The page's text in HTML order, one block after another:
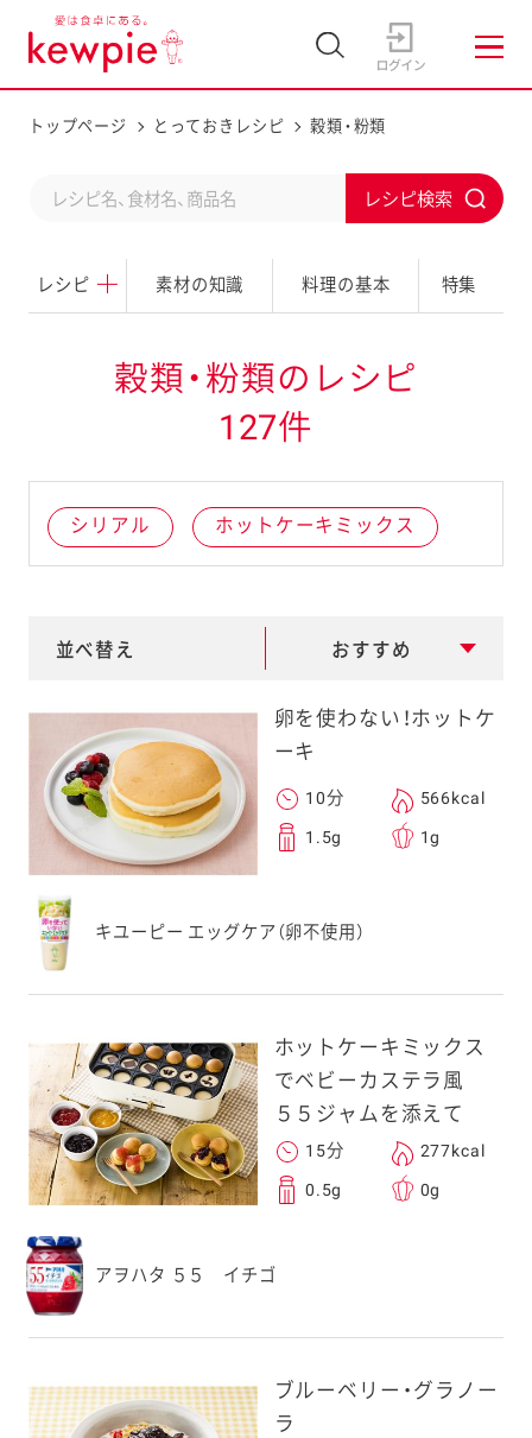
トップページ とっておきレシピ 穀類・粉類
レシピ 素材の知識 料理の基本 特集
d
b
t
穀類・粉類のレシピ
127件
シリアル ホットケーキミックス
並べ替え おすすめ
卵を使わない！ホットケ
ーキ
10分 566kcal
1.5g 1g
キユーピー エッグケア（卵不使用）
ホットケーキミックス
でベビーカステラ風
５５ジャムを添えて
15分 277kcal
0.5g 0g
アヲハタ ５５ イチゴ
ブルーベリー・グラノー
ラ